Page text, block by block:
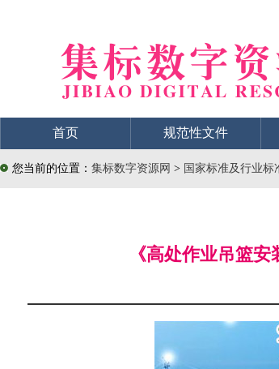
首页 规范性文件
您当前的位置： 集标数字资源网 > 国家标准及行业标
《高处作业吊篮